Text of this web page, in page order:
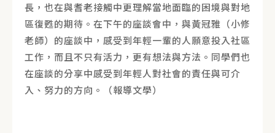
長，也在與耆老接觸中更理解當地面臨的困境與對地
區復甦的期待。在下午的座談會中，與黃冠雅（小修
老師）的座談中，感受到年輕一輩的人願意投入社區
工作，而且不只有活力，更有想法與方法。同學們也
在座談的分享中感受到年輕人對社會的責任與可介
入、努力的方向。（報導文學）